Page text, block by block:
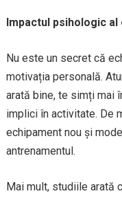
Impactul psihologic al
Nu este un secret că
motivația personală.
arată bine, te simți mai
implici în activitate. De
echipament nou și
antrenamentul.
Mai mult, studiile arată